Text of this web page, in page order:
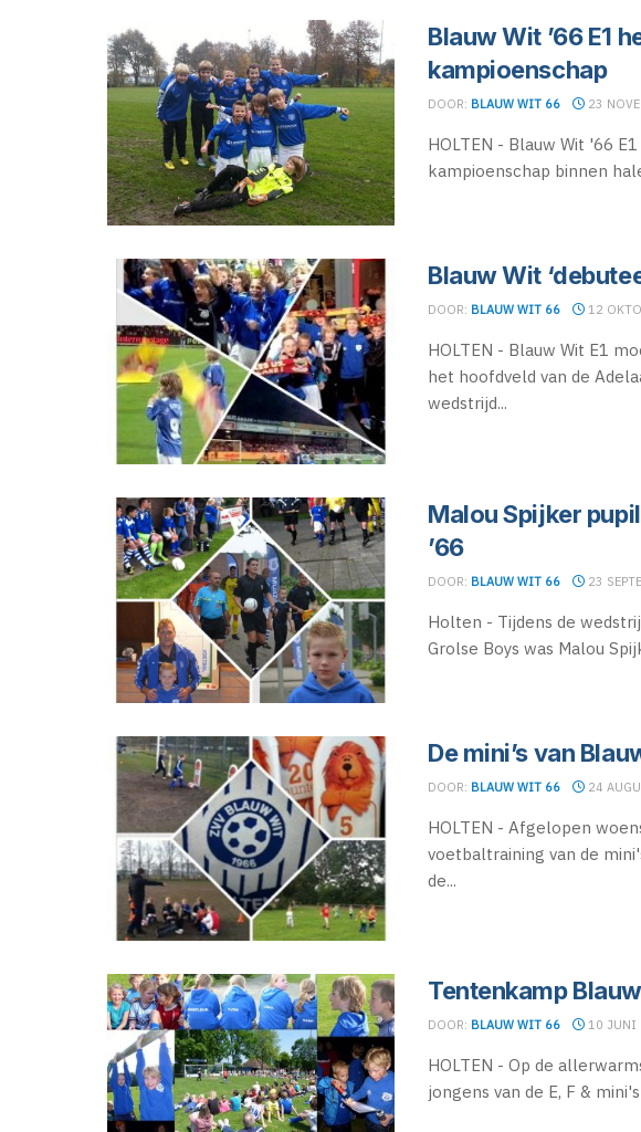
Blauw Wit ’66 E1
kampioenschap
DOOR: BLAUW WIT 66 23
HOLTEN - Blauw Wit '66
kampioenschap binnen
Blauw Wit
DOOR: BLAUW WIT 66 12
HOLTEN - Blauw Wit E1
het hoofdveld van de
wedstrijd...
Malou Spijker
’66
DOOR: BLAUW WIT 66 23
Holten - Tijdens de
Grolse Boys was Malou
De mini’s van
DOOR: BLAUW WIT 66 24
HOLTEN - Afgelopen
voetbaltraining van de
de...
Tentenkamp
DOOR: BLAUW WIT 66 10 JUNI
HOLTEN - Op de
jongens van de E, F &